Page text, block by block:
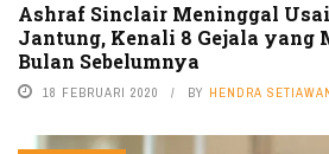
Ashraf Sinclair Meninggal
Jantung, Kenali 8 Gejala yang
Bulan Sebelumnya
18 FEBRUARI 2020 BY HENDRA